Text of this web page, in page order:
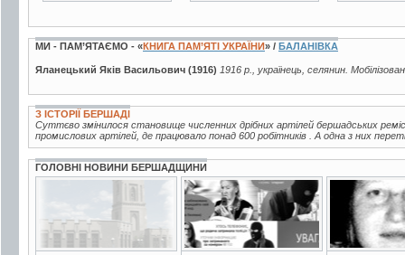
МИ - ПАМ’ЯТАЄМО - «КНИГА ПАМ’ЯТІ УКРАЇНИ» / БАЛАНІВКА
Яланецький Яків Васильович (1916) 1916 р., українець, селянин.
З ІСТОРІЇ БЕРШАДІ
Суттєво змінилося становище численних дрібних артілей бершадських
промислових артілей, де працювало понад 600 робітників . А одна з них
ГОЛОВНІ НОВИНИ БЕРШАДЩИНИ